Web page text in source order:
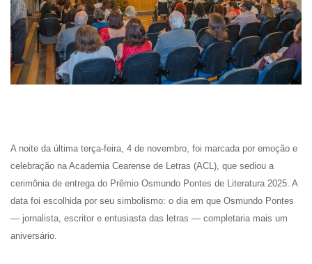
A noite da última terça-feira, 4 de novembro, foi marcada por emoção e
celebração na Academia Cearense de Letras (ACL), que sediou a
cerimônia de entrega do Prêmio Osmundo Pontes de Literatura 2025. A
data foi escolhida por seu simbolismo: o dia em que Osmundo Pontes
— jornalista, escritor e entusiasta das letras — completaria mais um
aniversário.